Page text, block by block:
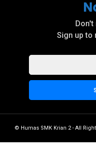
Don't
Sign up to
© Humas SMK Krian 2 - All